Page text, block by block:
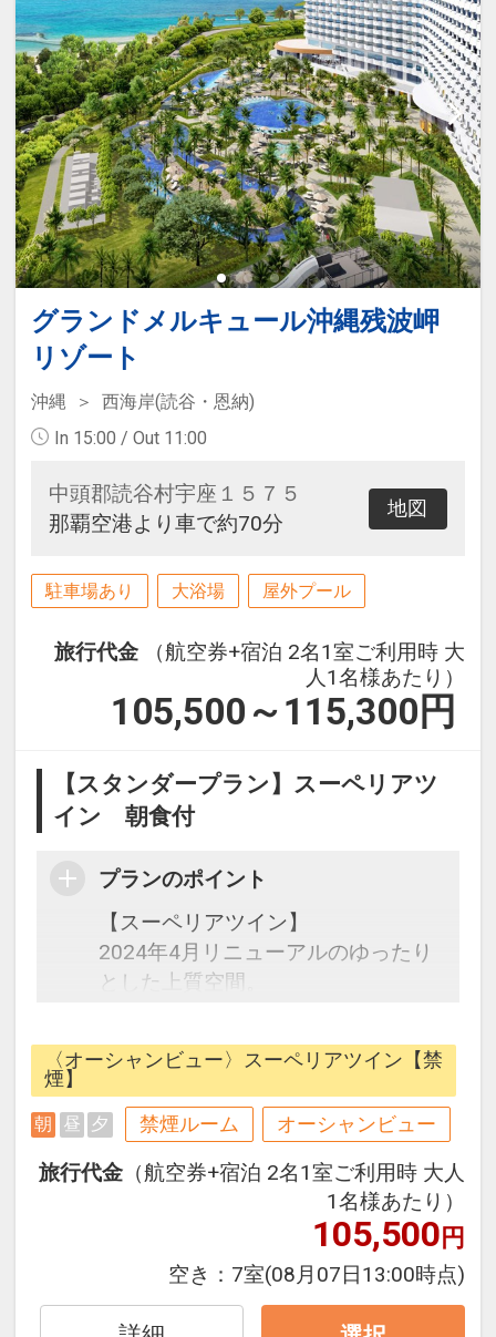
の機会を得られるアクティビティ。
好奇心駆り立てるコンテンツを瀬良
垣島の随所にご用意し、リラックス
と同時に、驚きと楽しさでエネルギ
ーが生まれる。“あなたが元気になる
リゾートホテルでありたい”、それが
ハイアットリージェンシー瀬良垣ア
イランド沖縄です。
★ホテルからのおもてなし★
・朝食をランチへ振り替え可能。
（要事前申請）（限定メニュー）
グランドメルキュール沖縄残波岬
リゾート
沖縄
西海岸(読谷・恩納)
In 15:00 / Out 11:00
中頭郡読谷村宇座１５７５
那覇空港より車で約70分
地図
駐車場あり 大浴場 屋外プール
旅行代金
（航空券+宿泊 2名1室ご利用時 大
人1名様あたり）
105,500～115,300 円
【スタンダープラン】スーペリアツ
イン 朝食付
プランのポイント
【スーペリアツイン】
2024年4月リニューアルのゆったり
とした上質空間。
ンで居心地のいいインテリアと壁面
のアートをアクセントにした落ち着
いたデザイン。
36㎡以上のゆったりとしたゲストル
ームと、客室から見える美しい景色
は、四季の移ろい、風のにおい、人
生を彩る発券やまだ見ぬ感動と出会
●朝食●
〈オーシャンビュー〉スーペリアツイン【禁
煙】
朝 昼 夕 禁煙ルーム オーシャンビュー
旅行代金 （航空券+宿泊 2名1室ご利用時 大人
1名様あたり）
105,500円
空き： 7室(08月07日13:00時点)